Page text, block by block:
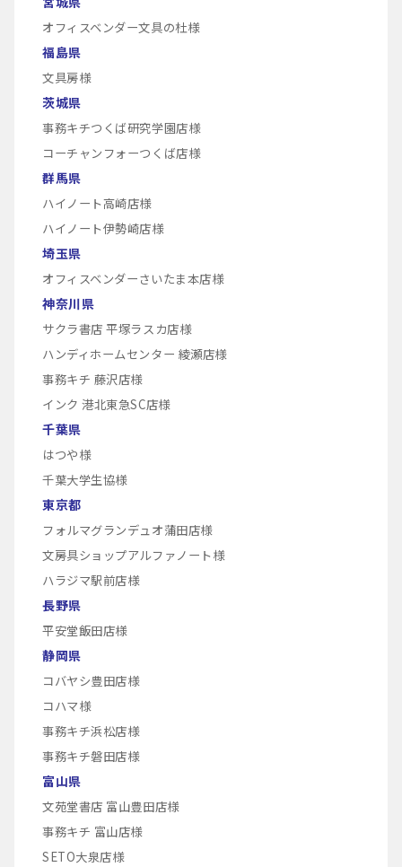
オフィスベンダー文具の杜様
福島県
文具房様
茨城県
事務キチつくば研究学園店様
コーチャンフォーつくば店様
群馬県
ハイノート高崎店様
ハイノート伊勢崎店様
埼玉県
オフィスベンダーさいたま本店様
神奈川県
サクラ書店 平塚ラスカ店様
ハンディホームセンター 綾瀬店様
事務キチ 藤沢店様
インク 港北東急SC店様
千葉県
はつや様
千葉大学生協様
東京都
フォルマグランデュオ蒲田店様
文房具ショップアルファノート様
ハラジマ駅前店様
長野県
平安堂飯田店様
静岡県
コバヤシ豊田店様
コハマ様
事務キチ浜松店様
事務キチ磐田店様
富山県
文苑堂書店 富山豊田店様
事務キチ 富山店様
SETO大泉店様